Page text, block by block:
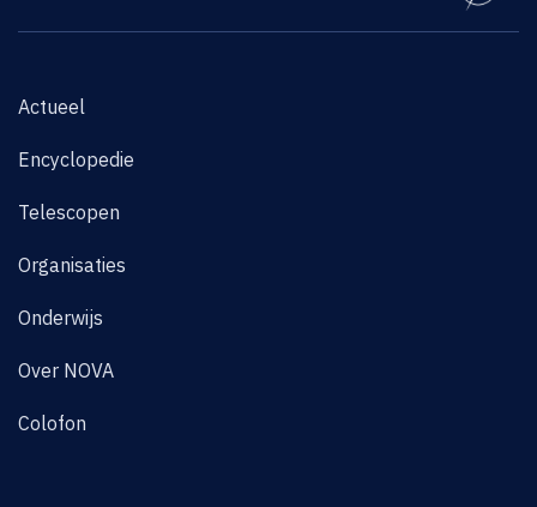
Actueel
Encyclopedie
Telescopen
Organisaties
Onderwijs
Over NOVA
Colofon